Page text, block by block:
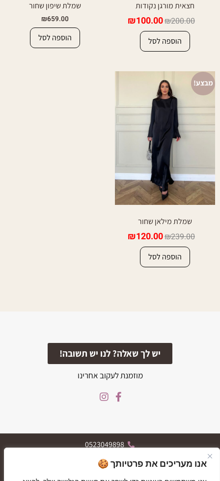
אנו מעריכים את פרטיותך 🍪
חצאית מורגן נקודות
₪200.00
₪100.00
הוספה לסל
שמלת שיפון שחור
₪659.00
הוספה לסל
מבצע!
שמלת מילאן שחור
₪239.00
₪120.00
הוספה לסל
יש לך שאלה? לנו יש תשובה!
מוזמנת לעקוב אחרינו
0523049898